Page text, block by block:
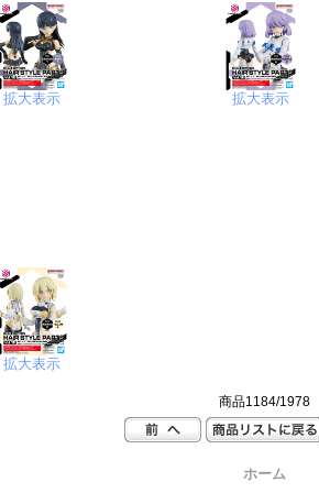
拡大表示 拡大表示
拡大表示
商品1184/1978
ホーム